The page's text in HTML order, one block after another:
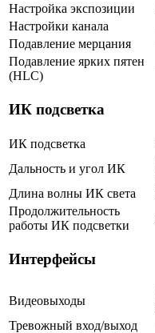
Настройка экспозиции
Настройки канала
Подавление мерцания
Подавление ярких пятен
(HLC)
ИК подсветка
ИК подсветка
Дальность и угол ИК
Длина волны ИК света
Продолжительность
работы ИК подсветки
Интерфейсы
Видеовыходы
Тревожный вход/выход